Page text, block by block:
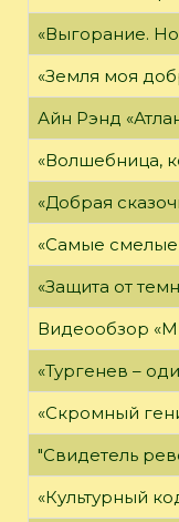
«Выгорание.
«Земля моя
Айн Рэнд
«Волшебница,
«Добрая
«Самые смелые
«Защита от
Видеообзор
«Тургенев –
«Скромный
"Свидетель
«Культурный